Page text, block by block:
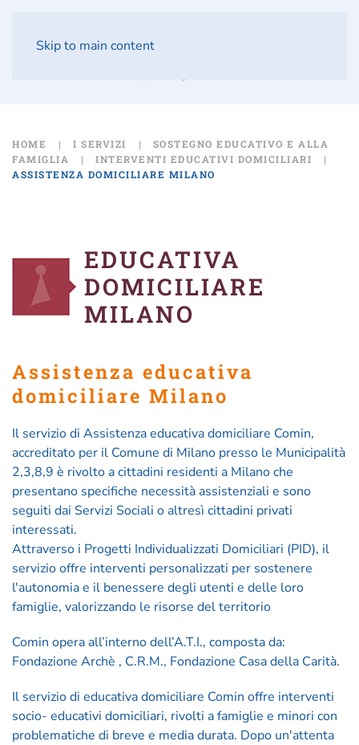
Skip to main content
HOME I SERVIZI
SOSTEGNO EDUCATIVO E ALLA
FAMIGLIA
INTERVENTI EDUCATIVI DOMICILIARI
ASSISTENZA DOMICILIARE MILANO
EDUCATIVA
DOMICILIARE
MILANO
Assistenza educativa
domiciliare Milano
Il servizio di Assistenza educativa domiciliare Comin,
accreditato per il Comune di Milano presso le Municipalità
2,3,8,9 è rivolto a cittadini residenti a Milano che
presentano specifiche necessità assistenziali e sono
seguiti dai Servizi Sociali o altresì cittadini privati
interessati.
Attraverso i Progetti Individualizzati Domiciliari (PID), il
servizio offre interventi personalizzati per sostenere
l'autonomia e il benessere degli utenti e delle loro
famiglie, valorizzando le risorse del territorio
Comin opera all’interno dell’A.T.I., composta da:
Fondazione Archè , C.R.M., Fondazione Casa della Carità.
Il servizio di educativa domiciliare Comin offre interventi
socio- educativi domiciliari, rivolti a famiglie e minori con
problematiche di breve e media durata. Dopo un'attenta